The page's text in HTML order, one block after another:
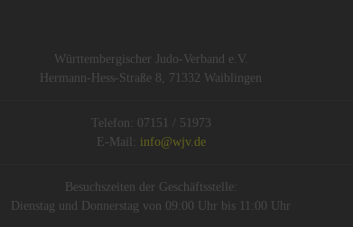
Württembergischer Judo-Verband e.V.
Hermann-Hess-Straße 8, 71332 Waiblingen
Telefon: 07151 / 51973
E-Mail: info@wjv.de
Besuchszeiten der Geschäftsstelle:
Dienstag und Donnerstag von 09:00 Uhr bis 11:00 Uhr